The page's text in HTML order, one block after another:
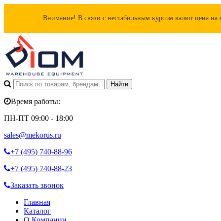
Внимание! В связи с нестабильным курсом валют цена на
Время работы:
ПН-ПТ 09:00 - 18:00
sales@mekorus.ru
+7 (495) 740-88-96
+7 (495) 740-88-23
Заказать звонок
Главная
Каталог